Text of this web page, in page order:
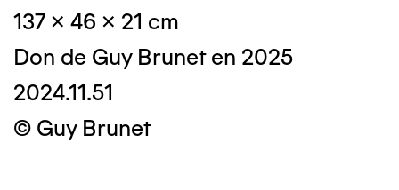
137 x 46 x 21 cm
Don de Guy Brunet en 2025
2024.11.51
© Guy Brunet